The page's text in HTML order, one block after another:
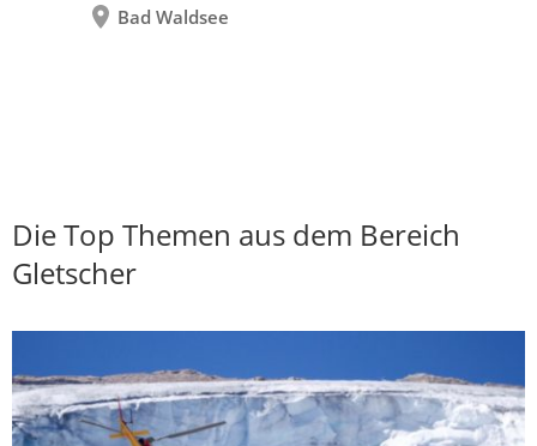
Bad Waldsee
Die Top Themen aus dem Bereich
Gletscher